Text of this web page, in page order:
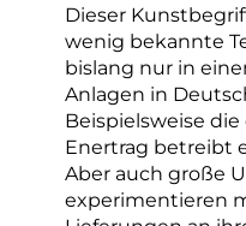
Dieser
wenig bekannte
bislang nur in
Anlagen in
Beispielsweise
Enertrag betreibt
Aber auch große
experimentieren